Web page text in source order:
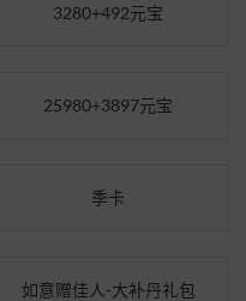
3280+492元宝
25980+3897元宝
季卡
如意赠佳人-大补丹礼包